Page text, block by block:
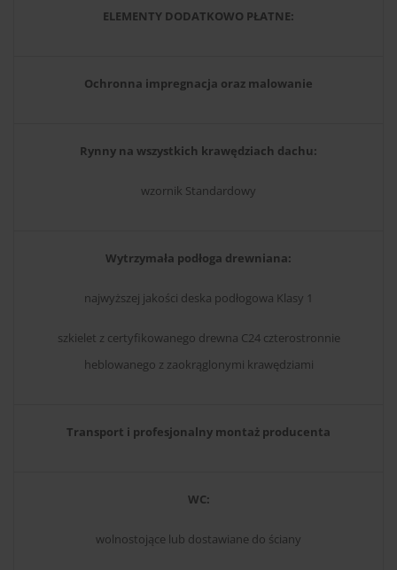
ELEMENTY DODATKOWO PŁATNE:
Ochronna impregnacja oraz malowanie
Rynny na wszystkich krawędziach dachu:
wzornik Standardowy
Wytrzymała podłoga drewniana:
najwyższej jakości deska podłogowa Klasy 1
szkielet z certyfikowanego drewna C24 czterostronnie
heblowanego z zaokrąglonymi krawędziami
Transport i profesjonalny montaż producenta
WC:
wolnostojące lub dostawiane do ściany